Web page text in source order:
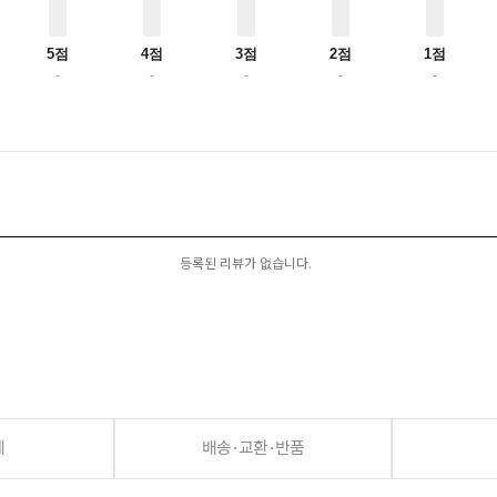
5점
-
4점
-
3점
-
2점
-
1점
-
등록된 리뷰가 없습니다.
배송·교환·반품